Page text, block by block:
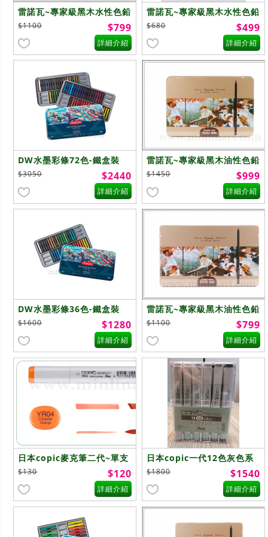
雷諾瓦~專家級黑木水性色鉛
筆~36色
$1100 $799
詳細介紹
雷諾瓦~專家級黑木水性色鉛
筆~24色
$680 $499
詳細介紹
DW水墨彩條72色-鐵盒裝
$3050 $2440
詳細介紹
雷諾瓦~專家級黑木油性色鉛
筆~48色
$1450 $999
詳細介紹
DW水墨彩條36色-鐵盒裝
$1600 $1280
詳細介紹
雷諾瓦~專家級黑木油性色鉛
筆~36色
$1100 $799
詳細介紹
日本copic麥克筆二代~單支
$130 $120
詳細介紹
日本copic一代12色灰色系
$1800 $1540
詳細介紹